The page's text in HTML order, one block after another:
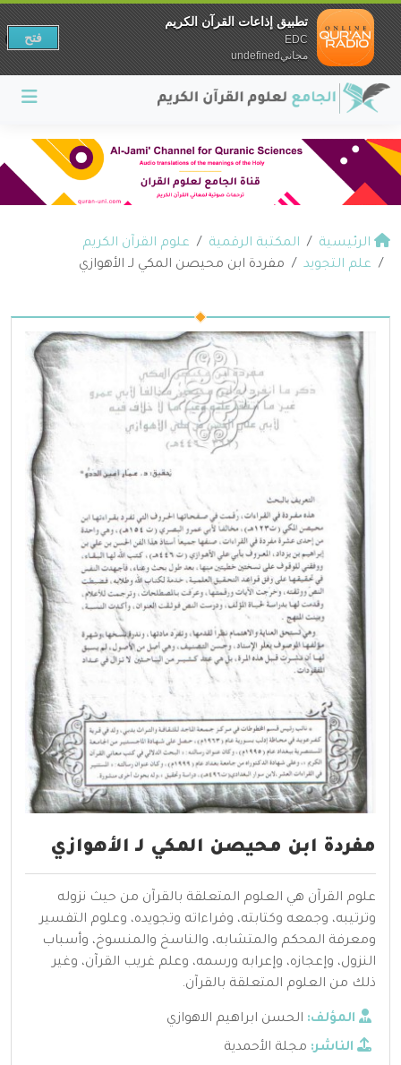
الرئيسية المكتبة الرقمية
علوم القرآن الكريم
علم التجويد
مفردة ابن محيصن المكي لـ الأهوازي
مفردة ابن محيصن المكي لـ الأهوازي
علوم القرآن هي العلوم المتعلقة بالقرآن من حيث نزوله
وترتيبه، وجمعه وكتابته، وقراءاته وتجويده، وعلوم التفسير
ومعرفة المحكم والمتشابه، والناسخ والمنسوخ، وأسباب
النزول، وإعجازه، وإعرابه ورسمه، وعلم غريب القرآن، وغير
ذلك من العلوم المتعلقة بالقرآن.
المؤلف: الحسن ابراهيم الاهوازي
الناشر: مجلة الأحمدية
تطبيق إذاعات القرآن الكريم
EDC
مجانيundefined
فتح